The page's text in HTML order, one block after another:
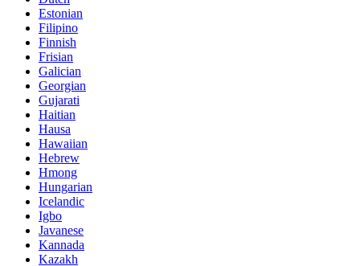
Estonian
Filipino
Finnish
Frisian
Galician
Georgian
Gujarati
Haitian
Hausa
Hawaiian
Hebrew
Hmong
Hungarian
Icelandic
Igbo
Javanese
Kannada
Kazakh